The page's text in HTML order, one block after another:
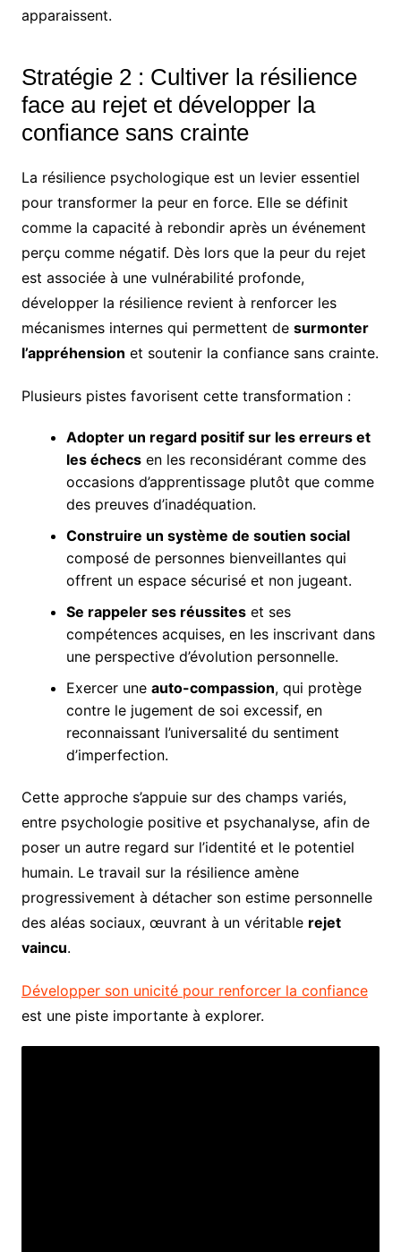
apparaissent.
Stratégie 2 : Cultiver la résilience
face au rejet et développer la
confiance sans crainte
La résilience psychologique est un levier essentiel
pour transformer la peur en force. Elle se définit
comme la capacité à rebondir après un événement
perçu comme négatif. Dès lors que la peur du rejet
est associée à une vulnérabilité profonde,
développer la résilience revient à renforcer les
mécanismes internes qui permettent de surmonter
l’appréhension et soutenir la confiance sans crainte.
Plusieurs pistes favorisent cette transformation :
Adopter un regard positif sur les erreurs et
les échecsen les reconsidérant comme des
occasions d’apprentissage plutôt que comme
des preuves d’inadéquation.
Construire un système de soutien social
composé de personnes bienveillantes qui
offrent un espace sécurisé et non jugeant.
Se rappeler ses réussiteset ses
compétences acquises, en les inscrivant dans
une perspective d’évolution personnelle.
Exercer une auto-compassion, qui protège
contre le jugement de soi excessif, en
reconnaissant l’universalité du sentiment
d’imperfection.
Cette approche s’appuie sur des champs variés,
entre psychologie positive et psychanalyse, afin de
poser un autre regard sur l’identité et le potentiel
humain. Le travail sur la résilience amène
progressivement à détacher son estime personnelle
des aléas sociaux, œuvrant à un véritable rejet
vaincu.
Développer son unicité pour renforcer la confiance
est une piste importante à explorer.